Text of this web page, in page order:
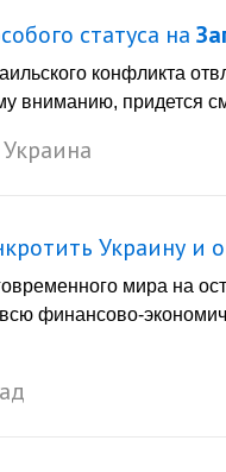
статуса на
конфликта
вниманию, придется
Украина
Украину и
мира на
финансово-